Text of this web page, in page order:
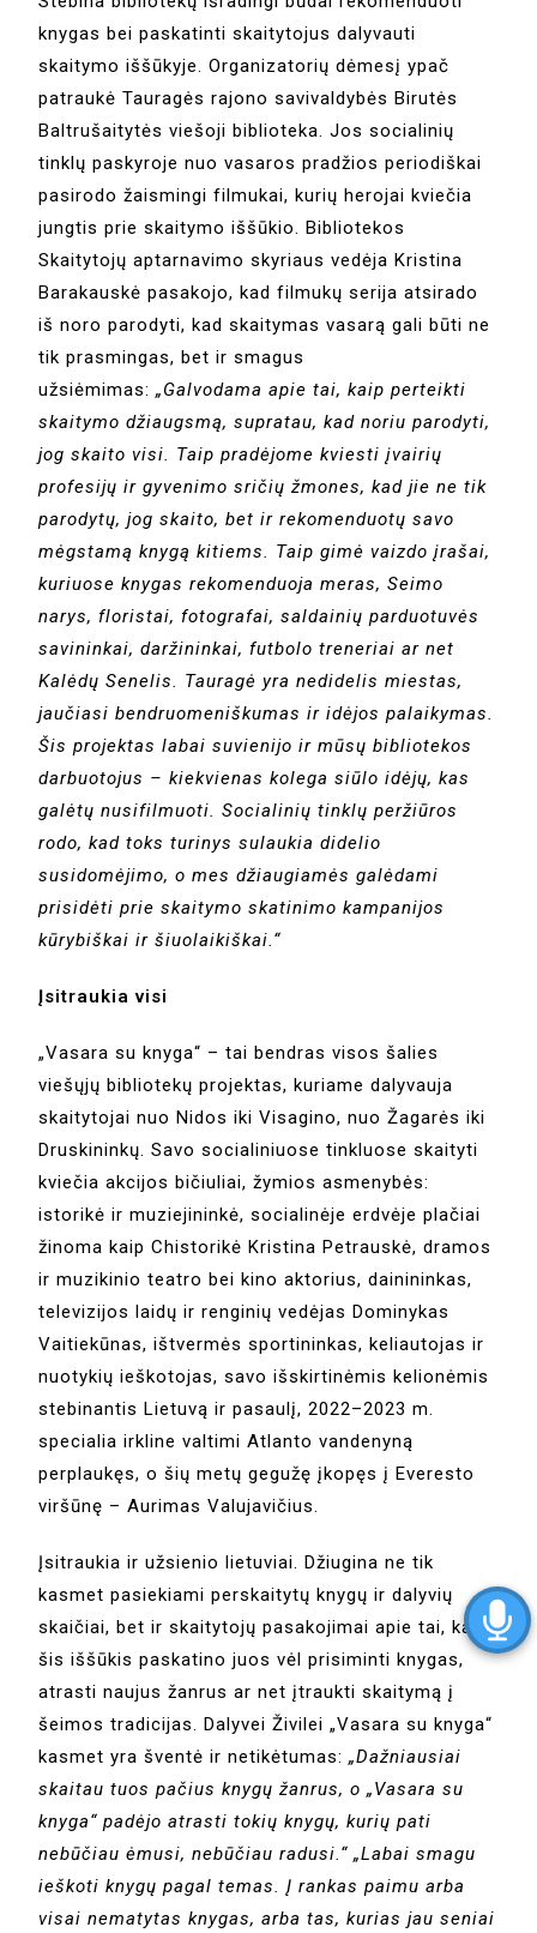
knygas bei paskatinti skaitytojus dalyvauti
skaitymo iššūkyje. Organizatorių dėmesį ypač
patraukė Tauragės rajono savivaldybės Birutės
Baltrušaitytės viešoji biblioteka. Jos socialinių
tinklų paskyroje nuo vasaros pradžios periodiškai
pasirodo žaismingi filmukai, kurių herojai kviečia
jungtis prie skaitymo iššūkio. Bibliotekos
Skaitytojų aptarnavimo skyriaus vedėja Kristina
Barakauskė pasakojo, kad filmukų serija atsirado
iš noro parodyti, kad skaitymas vasarą gali būti ne
tik prasmingas, bet ir smagus
užsiėmimas:„Galvodama apie tai, kaip perteikti
skaitymo džiaugsmą, supratau, kad noriu parodyti,
jog skaito visi. Taip pradėjome kviesti įvairių
profesijų ir gyvenimo sričių žmones, kad jie ne tik
parodytų, jog skaito, bet ir rekomenduotų savo
mėgstamą knygą kitiems. Taip gimė vaizdo įrašai,
kuriuose knygas rekomenduoja meras, Seimo
narys, floristai, fotografai, saldainių parduotuvės
savininkai, daržininkai, futbolo treneriai ar net
Kalėdų Senelis. Tauragė yra nedidelis miestas,
jaučiasi bendruomeniškumas ir idėjos palaikymas.
Šis projektas labai suvienijo ir mūsų bibliotekos
darbuotojus – kiekvienas kolega siūlo idėjų, kas
galėtų nusifilmuoti. Socialinių tinklų peržiūros
rodo, kad toks turinys sulaukia didelio
susidomėjimo, o mes džiaugiamės galėdami
prisidėti prie skaitymo skatinimo kampanijos
kūrybiškai ir šiuolaikiškai.“
Įsitraukia visi
„Vasara su knyga“ – tai bendras visos šalies
viešųjų bibliotekų projektas, kuriame dalyvauja
skaitytojai nuo Nidos iki Visagino, nuo Žagarės iki
Druskininkų. Savo socialiniuose tinkluose skaityti
kviečia akcijos bičiuliai, žymios asmenybės:
istorikė ir muziejininkė, socialinėje erdvėje plačiai
žinoma kaip Chistorikė Kristina Petrauskė, dramos
ir muzikinio teatro bei kino aktorius, dainininkas,
televizijos laidų ir renginių vedėjas Dominykas
Vaitiekūnas, ištvermės sportininkas, keliautojas ir
nuotykių ieškotojas, savo išskirtinėmis kelionėmis
stebinantis Lietuvą ir pasaulį, 2022–2023 m.
specialia irkline valtimi Atlanto vandenyną
perplaukęs, o šių metų gegužę įkopęs į Everesto
viršūnę – Aurimas Valujavičius.
Įsitraukia ir užsienio lietuviai. Džiugina ne tik
kasmet pasiekiami perskaitytų knygų ir dalyvių
skaičiai, bet ir skaitytojų pasakojimai apie tai, kaip
šis iššūkis paskatino juos vėl prisiminti knygas,
atrasti naujus žanrus ar net įtraukti skaitymą į
šeimos tradicijas. Dalyvei Živilei „Vasara su knyga“
kasmet yra šventė ir netikėtumas:„Dažniausiai
skaitau tuos pačius knygų žanrus, o „Vasara su
knyga“ padėjo atrasti tokių knygų, kurių pati
nebūčiau ėmusi, nebūčiau radusi.“ „Labai smagu
ieškoti knygų pagal temas. Į rankas paimu arba
visai nematytas knygas, arba tas, kurias jau seniai